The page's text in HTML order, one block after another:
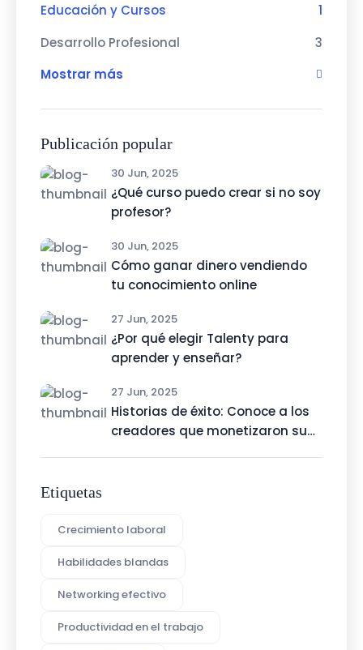
Educación y Cursos
1
Desarrollo Profesional
3
Mostrar más
Publicación popular
30 Jun, 2025
¿Qué curso puedo crear si no soy
profesor?
30 Jun, 2025
Cómo ganar dinero vendiendo
tu conocimiento online
27 Jun, 2025
¿Por qué elegir Talenty para
aprender y enseñar?
27 Jun, 2025
Historias de éxito: Conoce a los
creadores que monetizaron su
Etiquetas
Crecimiento laboral
Habilidades blandas
Networking efectivo
Productividad en el trabajo